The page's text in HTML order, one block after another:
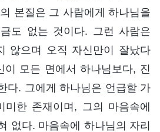
본질은 그 사람에게 하나님을
도 없는 것이다. 그런 사람은
않으며 오직 자신만이 잘났다
이 모든 면에서 하나님보다, 진
다. 그에게 하나님은 언급할 가
미한 존재이며, 그의 마음속에
없다. 마음속에 하나님의 자리